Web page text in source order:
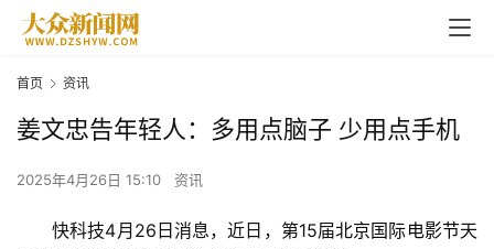
首页 资讯
姜文忠告年轻人：多用点脑子 少用点手机
2025年4月26日 15:10 资讯
快科技4月26日消息，近日，第15届北京国际电影节天